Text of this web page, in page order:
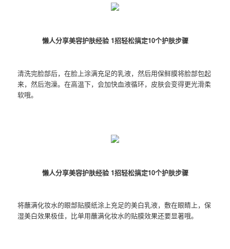
懒人分享美容护肤经验 1招轻松搞定10个护肤步骤
清洗完脸部后，在脸上涂满充足的乳液，然后用保鲜膜将脸部包起
来，然后泡澡。在高温下，会加快血液循环，皮肤会变得更光滑柔
软哦。
懒人分享美容护肤经验 1招轻松搞定10个护肤步骤
将蘸满化妆水的眼部贴膜纸涂上充足的美白乳液，敷在眼睛上，保
湿美白效果极佳，比单用蘸满化妆水的贴膜效果还要显著哦。